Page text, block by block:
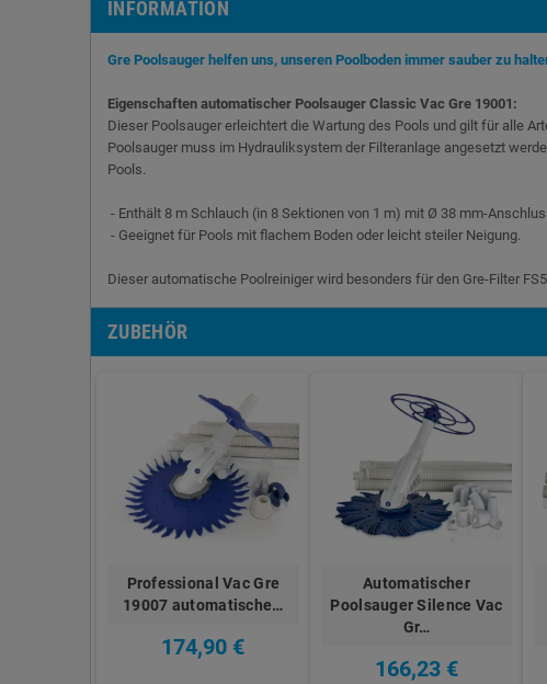
INFORMATION
Gre Poolsauger helfen uns, unseren Poolboden immer sauber zu
Eigenschaften automatischer Poolsauger Classic Vac Gre 19001:
Dieser Poolsauger erleichtert die Wartung des Pools und gilt für alle
Poolsauger muss im Hydrauliksystem der Filteranlage angesetzt
Pools.
- Enthält 8 m Schlauch (in 8 Sektionen von 1 m) mit Ø 38 mm-
- Geeignet für Pools mit flachem Boden oder leicht steiler Neigung.
Dieser automatische Poolreiniger wird besonders für den Gre-Filter
ZUBEHÖR
Professional Vac Gre
19007 automatische…
174,90 €
Automatischer
Poolsauger Silence Vac
Gr…
166,23 €